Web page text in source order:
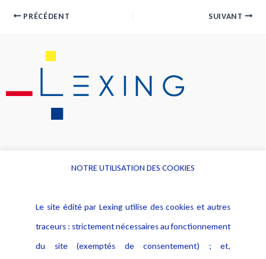
PRÉCÉDENT SUIVANT
Alerte professionnelle
Déclaration d'accessibilité
Notice Légale
NOTRE UTILISATION DES COOKIES
Le site édité par Lexing utilise des cookies et autres
traceurs : strictement nécessaires au fonctionnement
du site (exemptés de consentement) ; et,